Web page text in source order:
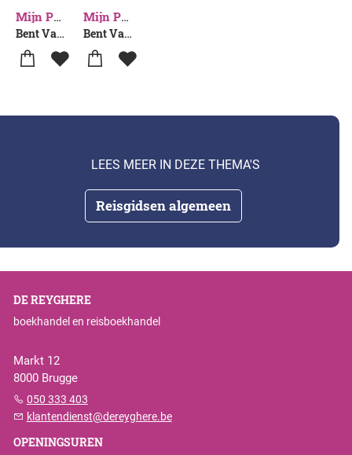
Mijn Parijs 2025
Bent Van Looy
Mijn Parijs
Bent Van Looy
Reisgidsen algemeen
LEES MEER IN DEZE THEMA'S
DE REYGHERE
boekhandel en reisboekhandel
Markt 12
8000 Brugge
050 333 403
klantendienst@dereyghere.be
OPENINGSUREN